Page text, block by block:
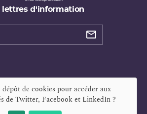
lettres d'information
de cookies pour accéder aux
de Twitter, Facebook et LinkedIn?